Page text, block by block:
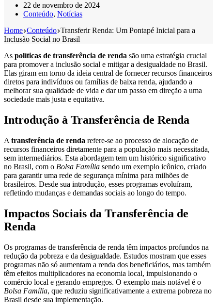
22 de novembro de 2024
Conteúdo, Notícias
Home Conteúdo Transferir Renda: Um Pontapé Inicial para a
Inclusão Social no Brasil
As políticas de transferência de renda são uma estratégia crucial
para promover a inclusão social e mitigar a desigualdade no Brasil.
Elas giram em torno da ideia central de fornecer recursos financeiros
diretos para indivíduos ou famílias de baixa renda, ajudando a
melhorar sua qualidade de vida e dar um passo em direção a uma
sociedade mais justa e equitativa.
Introdução à Transferência de Renda
A transferência de renda refere-se ao processo de alocação de
recursos financeiros diretamente para a população mais necessitada,
sem intermediários. Esta abordagem tem um histórico significativo
no Brasil, com o Bolsa Família sendo um exemplo icônico, criado
para garantir uma rede de segurança mínima para milhões de
brasileiros. Desde sua introdução, esses programas evoluíram,
refletindo mudanças e demandas sociais ao longo do tempo.
Impactos Sociais da Transferência de
Renda
Os programas de transferência de renda têm impactos profundos na
redução da pobreza e da desigualdade. Estudos mostram que esses
programas não só aumentam a renda dos beneficiários, mas também
têm efeitos multiplicadores na economia local, impulsionando o
comércio local e gerando empregos. O exemplo mais notável é o
Bolsa Família, que reduziu significativamente a extrema pobreza no
Brasil desde sua implementação.